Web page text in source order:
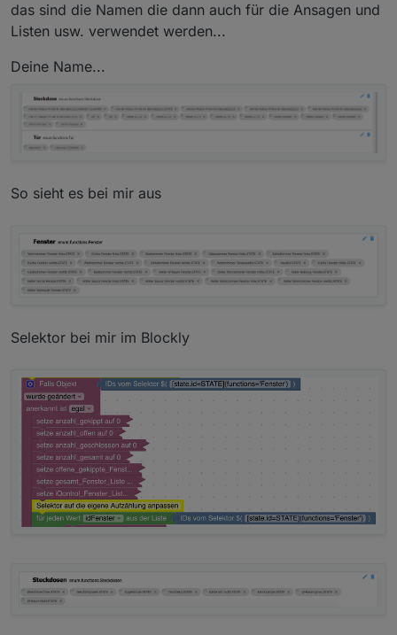
das sind die Namen die dann auch für die Ansagen und
Listen usw. verwendet werden...
Deine Name...
So sieht es bei mir aus
Selektor bei mir im Blockly